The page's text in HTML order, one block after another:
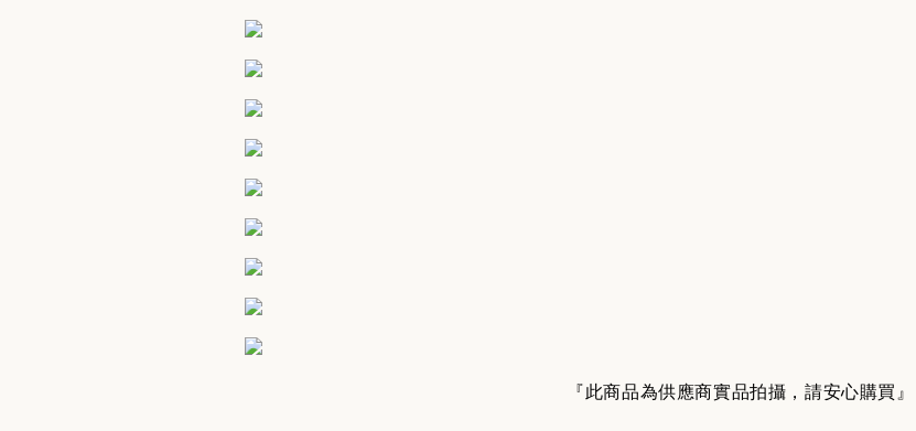
『此商品為供應商實品拍攝，請安心購買』